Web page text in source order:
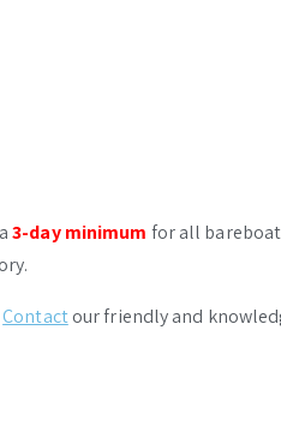
3-day minimum for all
Contactour friendly and